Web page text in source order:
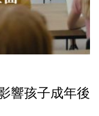
響孩子成年後